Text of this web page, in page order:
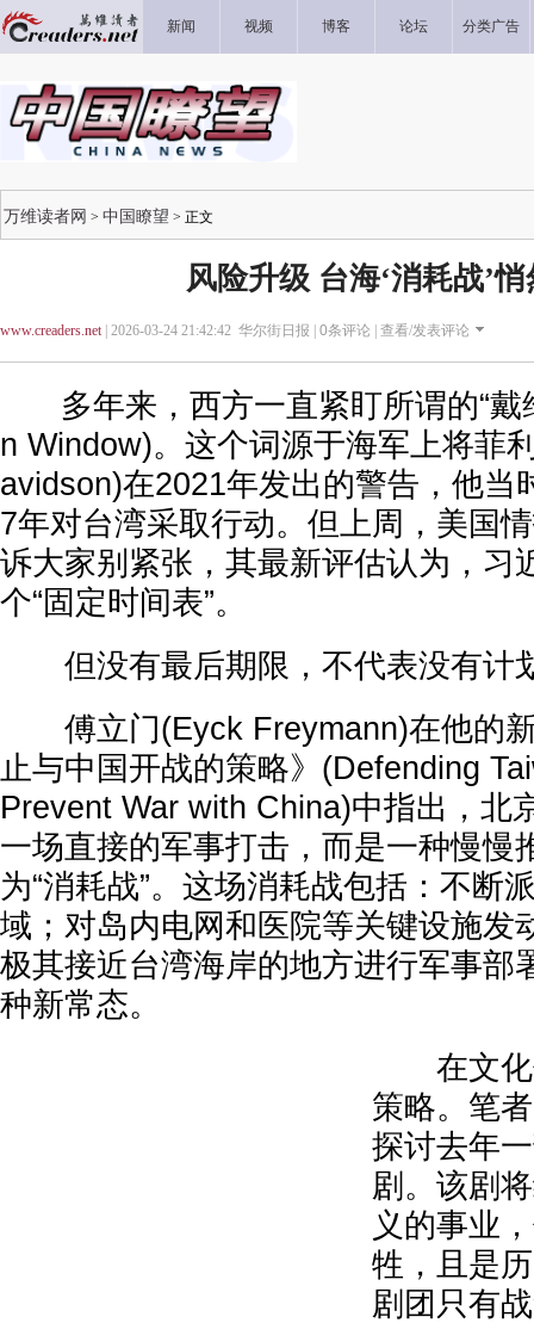
新闻 视频 博客 论坛 分类广告
万维读者网 > 中国瞭望 > 正文
风险升级 台海‘消耗战’
www.creaders.net| 2026-03-24 21:42:42 华尔街日报 | 0条评论 | 查看/发表评论
多年来，西方一直紧盯所谓的“戴
n Window)。这个词源于海军上将菲
avidson)在2021年发出的警告，他当
7年对台湾采取行动。但上周，美国
诉大家别紧张，其最新评估认为，习
个“固定时间表”。
但没有最后期限，不代表没有计
傅立门(Eyck Freymann)在他的新
止与中国开战的策略》(Defending
Prevent War with China)中指出，北
一场直接的军事打击，而是一种慢慢
为“消耗战”。这场消耗战包括：不断
域；对岛内电网和医院等关键设施发
极其接近台湾海岸的地方进行军事部
种新常态。
在文化
策略。笔
探讨去年
剧。该剧
义的事业
牲，且是
剧团只有